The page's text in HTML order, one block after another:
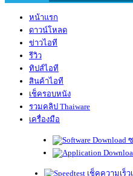
หน้าแรก
ดาวน์โหลด
ข่าวไอที
รีวิว
ทิปส์ไอที
สินค้าไอที
เช็ครอบหนัง
รวมคลิป Thaiware
เครื่องมือ
เช็คความเร็ว